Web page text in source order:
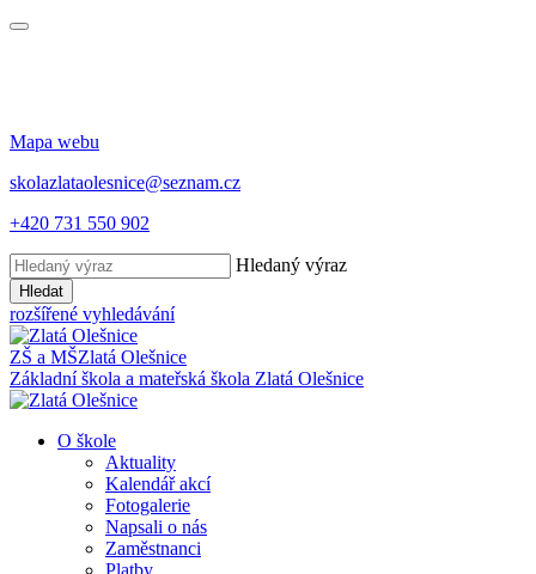
Mapa webu
skolazlataolesnice@seznam.cz
+420 731 550 902
Hledaný výraz
Hledat
rozšířené vyhledávání
ZŠ a MŠZlatá Olešnice
Základní škola a mateřská škola Zlatá Olešnice
O škole
Aktuality
Kalendář akcí
Fotogalerie
Napsali o nás
Zaměstnanci
Platby